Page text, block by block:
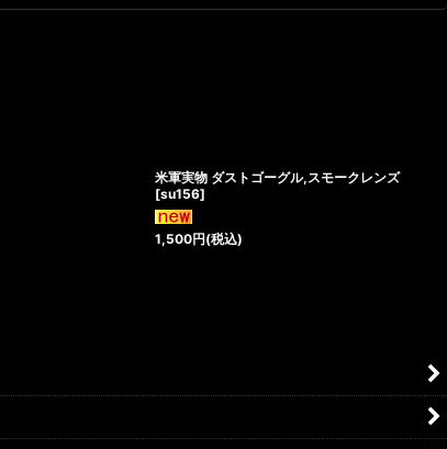
米軍実物 ダストゴーグル,スモークレンズ
[su156]
1,500円(税込)